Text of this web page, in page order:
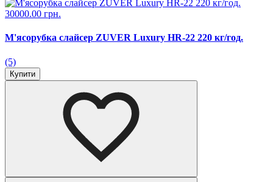
30000.00 грн.
М'ясорубка слайсер ZUVER Luxury HR-22 220 кг/год.
(5)
Купити